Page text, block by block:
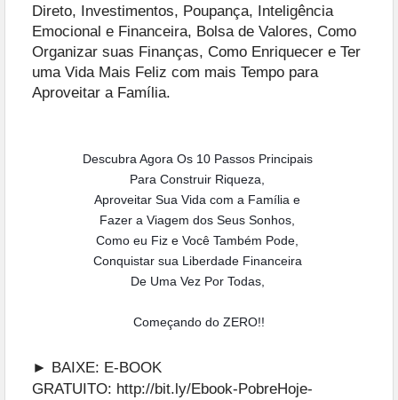
Direto, Investimentos, Poupança, Inteligência
Emocional e Financeira, Bolsa de Valores, Como
Organizar suas Finanças, Como Enriquecer e Ter
uma Vida Mais Feliz com mais Tempo para
Aproveitar a Família.
Descubra Agora Os 10 Passos Principais
Para Construir Riqueza,
Aproveitar Sua Vida com a Família e
Fazer a Viagem dos Seus Sonhos,
Como eu Fiz e Você Também Pode,
Conquistar sua Liberdade Financeira
De Uma Vez Por Todas,
Começando do ZERO!!
► BAIXE: E-BOOK
GRATUITO: http://bit.ly/Ebook-PobreHoje-